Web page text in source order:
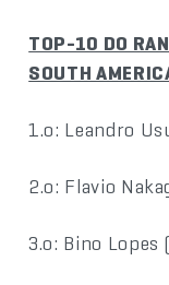
TOP-10 DO
SOUTH
1.o: Leandro
2.o: Flavio
3.o: Bino Lopes